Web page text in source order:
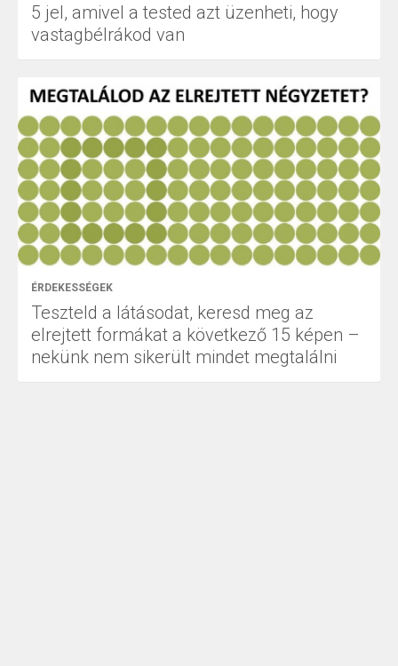
5 jel, amivel a tested azt üzenheti, hogy
vastagbélrákod van
ÉRDEKESSÉGEK
Teszteld a látásodat, keresd meg az
elrejtett formákat a következő 15 képen –
nekünk nem sikerült mindet megtalálni